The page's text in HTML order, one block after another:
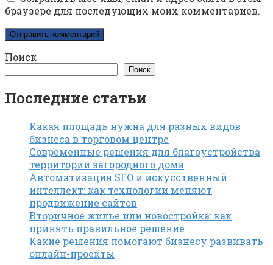
браузере для последующих моих комментариев.
Поиск
Поиск
Последние статьи
Какая площадь нужна для разных видов
бизнеса в торговом центре
Современные решения для благоустройства
территории загородного дома
Автоматизация SEO и искусственный
интеллект: как технологии меняют
продвижение сайтов
Вторичное жильё или новостройка: как
принять правильное решение
Какие решения помогают бизнесу развивать
онлайн-проекты